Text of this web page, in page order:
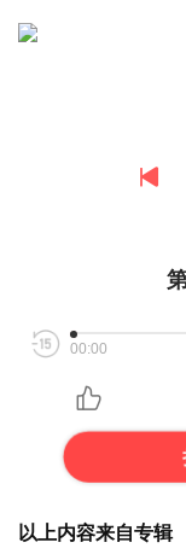
00:00
以上内容来自专辑